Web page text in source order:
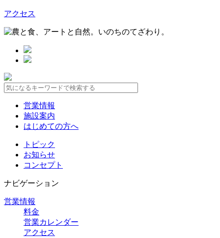
アクセス
営業情報
施設案内
はじめての方へ
トピック
お知らせ
コンセプト
ナビゲーション
営業情報
料金
営業カレンダー
アクセス